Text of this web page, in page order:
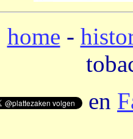
home -
en